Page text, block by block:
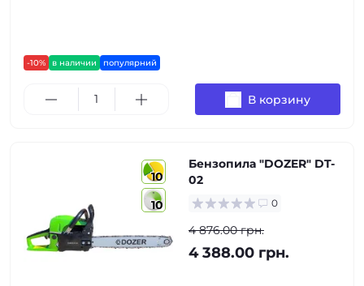
-10% в наличии популярний
В корзину
10
10
Бензопила "DOZER" DT-
02
0
4 876.00 грн.
4 388.00 грн.